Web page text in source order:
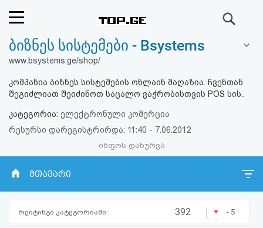
რეიტინგი
კითხვა-
პასუხი
რეგისტრაცია
ბიზნეს სისტემები - Bsystems
www.bsystems.ge/shop/
კომპანია ბიზნეს სისტემების ონლაინ მაღაზია. ჩვენთან
შეგიძლიათ შეიძინოთ საცალო ვაჭრობისთვის POS სის..
კატეგორია: ელექტრონული კომერცია
რესურსი დარეგისტრირდა: 11:40 - 7.06.2012
ინფოს დახურვა
მთავარი
რეიტინგი კატეგორიაში: 392 | - 5